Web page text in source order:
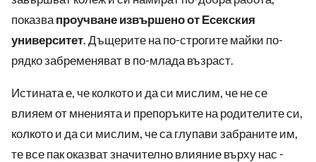
показвапроучване извършено от Есекския
университет. Дъщерите на по-строгите майки по-
рядко забременяват в по-млада възраст.
Истината е, че колкото и да си мислим, че не се
влияем от мненията и препоръките на родителите си,
колкото и да си мислим, че са глупави забраните им,
те все пак оказват значително влияние върху нас -